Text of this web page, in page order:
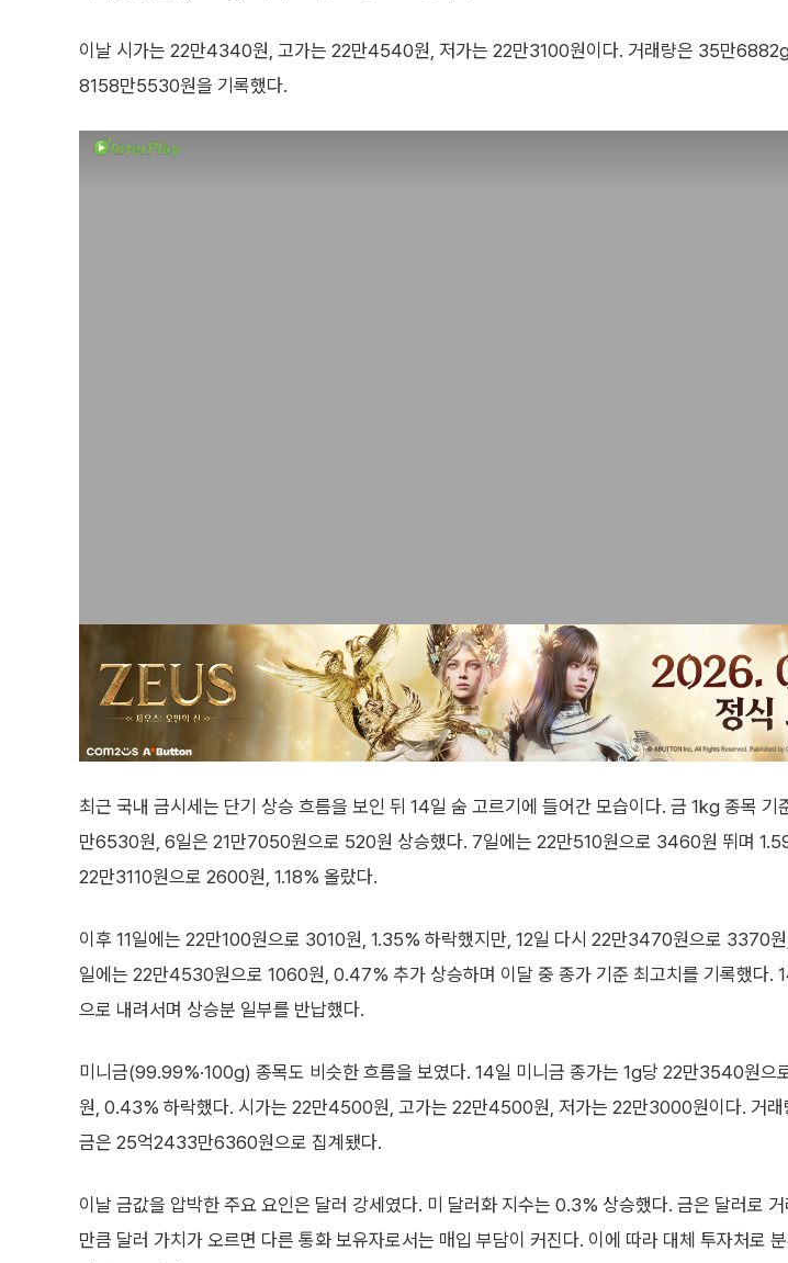
이날 시가는 22만4340원, 고가는 22만4540원, 저가는 22만3100원이다. 거래량은 35만
8158만5530원을 기록했다.
최근 국내 금시세는 단기 상승 흐름을 보인 뒤 14일 숨 고르기에 들어간 모습이다. 금 1kg 종목 기
만6530원, 6일은 21만7050원으로 520원 상승했다. 7일에는 22만510원으로 3460원 뛰며
22만3110원으로 2600원, 1.18% 올랐다.
이후 11일에는 22만100원으로 3010원, 1.35% 하락했지만, 12일 다시 22만3470원으로 3370
일에는 22만4530원으로 1060원, 0.47% 추가 상승하며 이달 중 종가 기준 최고치를 기록했다.
으로 내려서며 상승분 일부를 반납했다.
미니금(99.99%·100g) 종목도 비슷한 흐름을 보였다. 14일 미니금 종가는 1g당 22만3540원으
원, 0.43% 하락했다. 시가는 22만4500원, 고가는 22만4500원, 저가는 22만3000원이다. 거래
금은 25억2433만6360원으로 집계됐다.
이날 금값을 압박한 주요 요인은 달러 강세였다. 미 달러화 지수는 0.3% 상승했다. 금은 달러로
만큼 달러 가치가 오르면 다른 통화 보유자로서는 매입 부담이 커진다. 이에 따라 대체 투자처로